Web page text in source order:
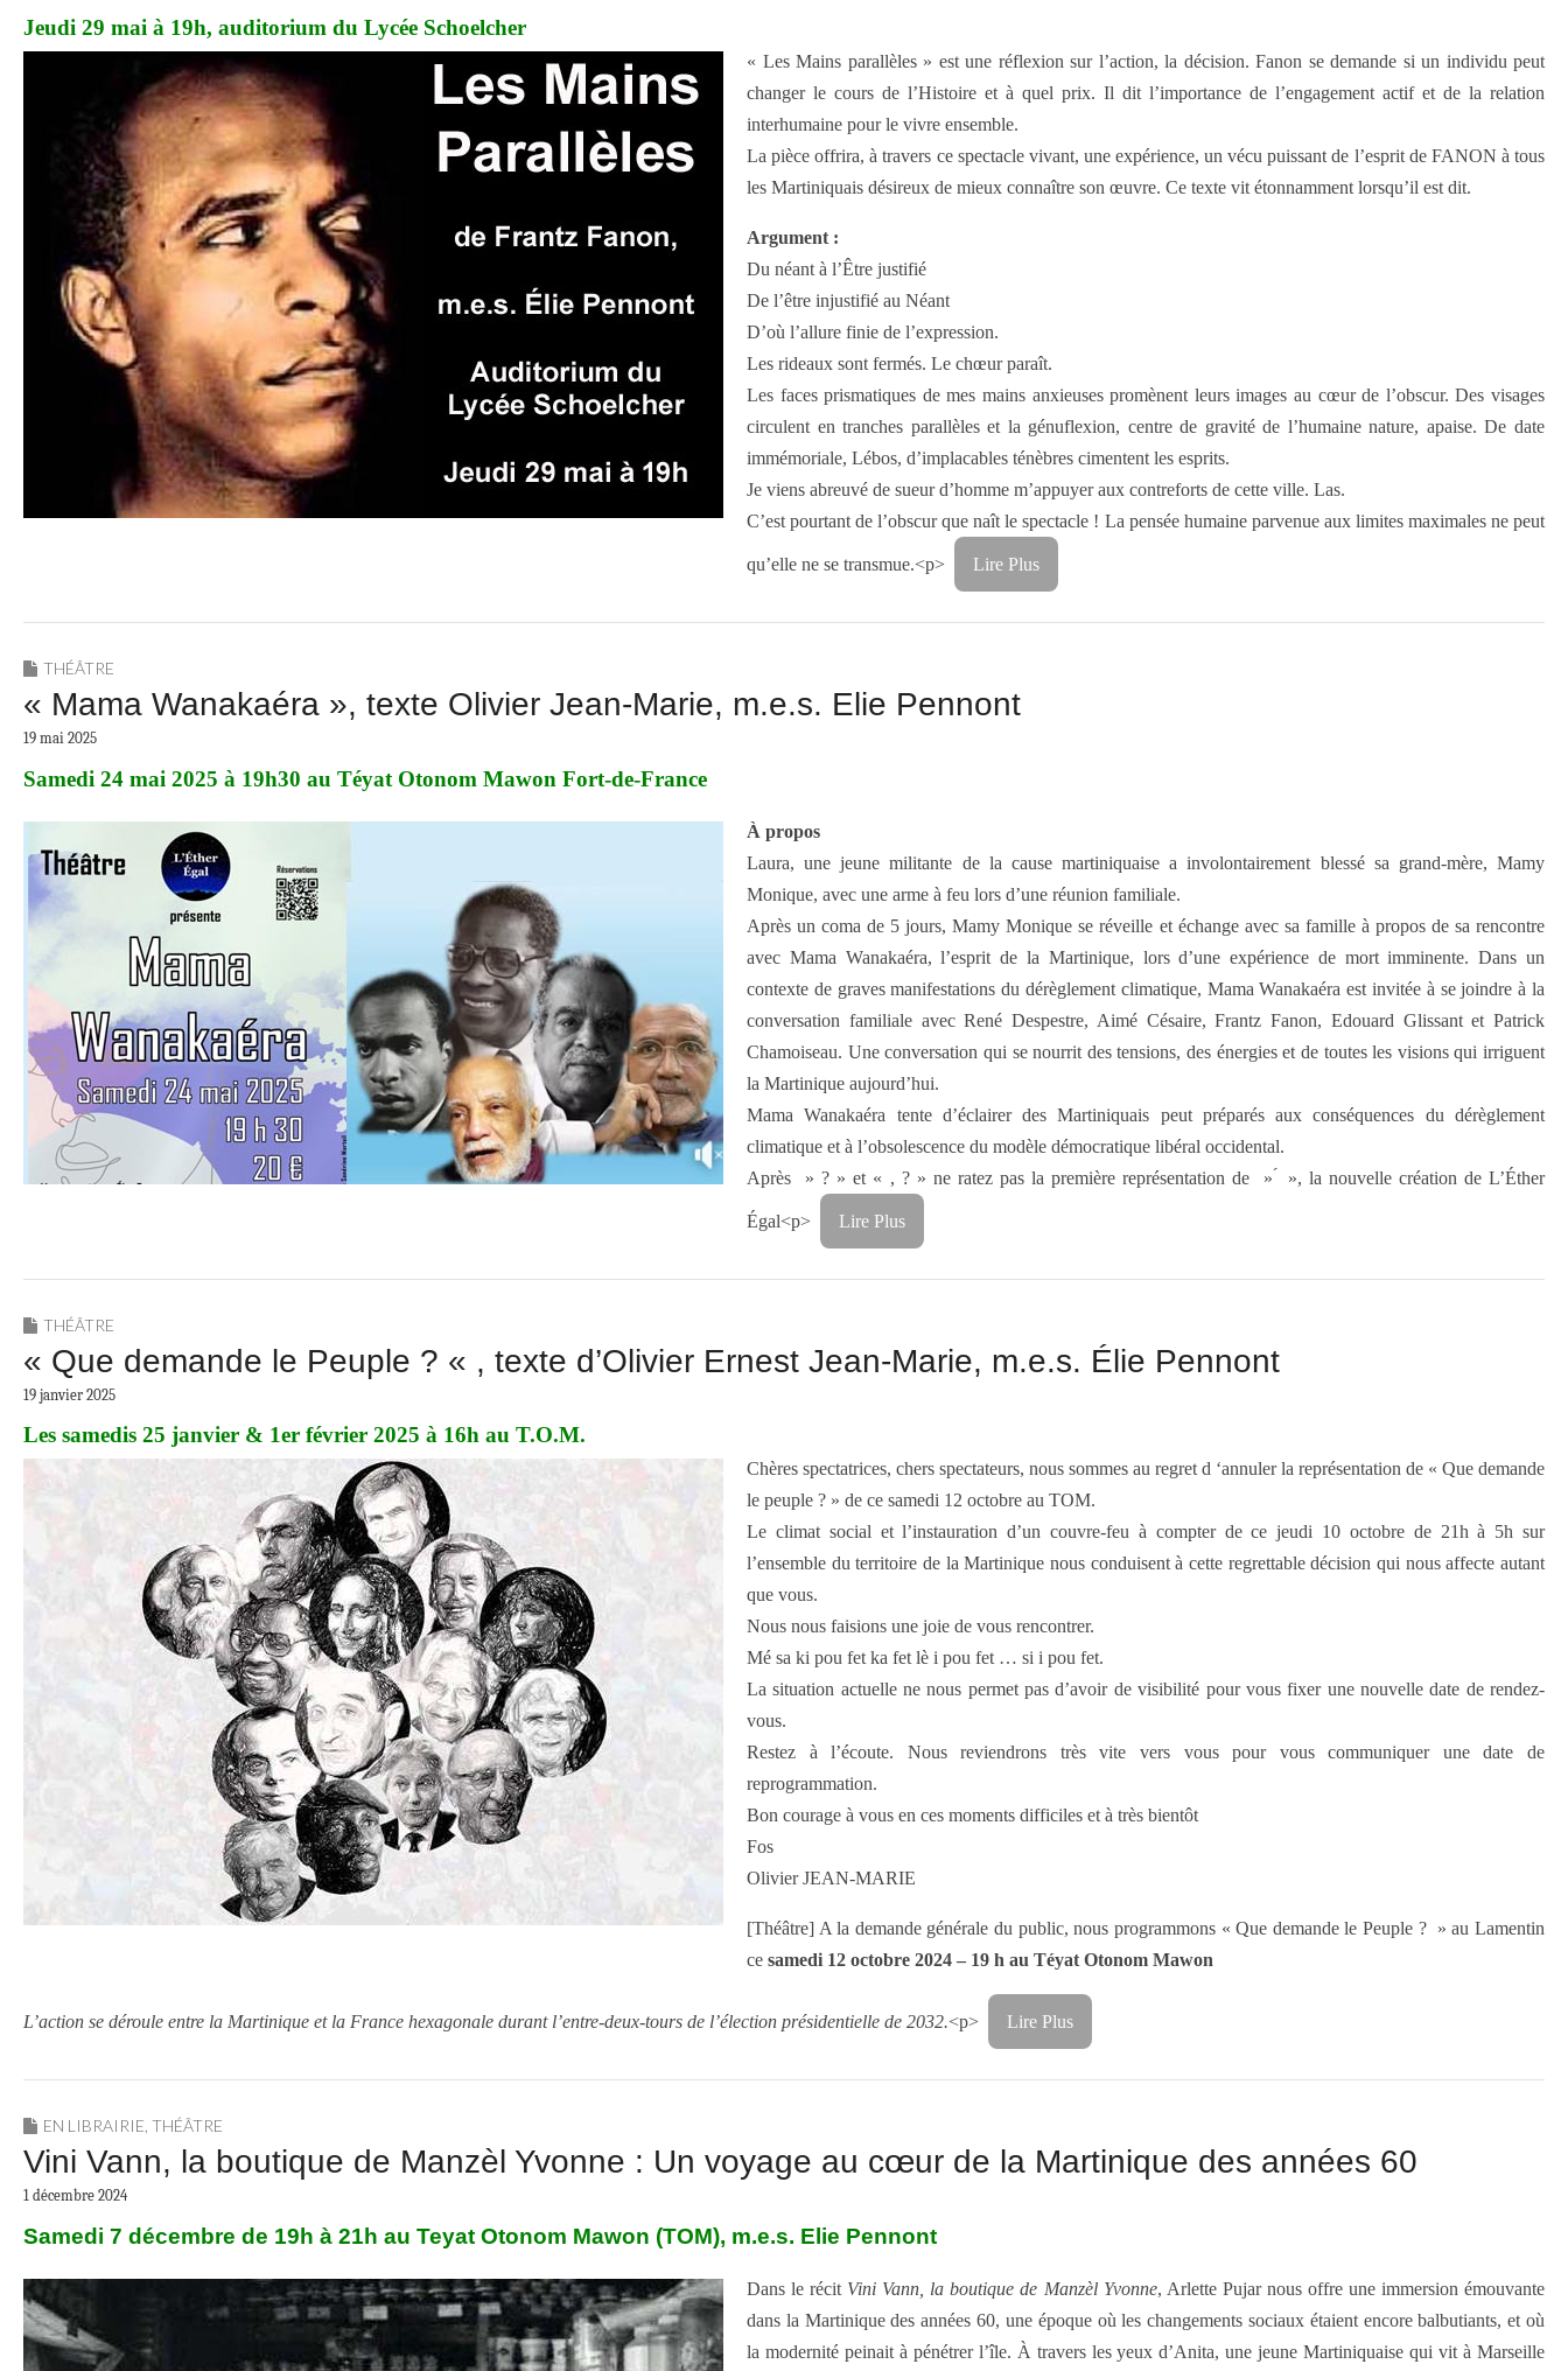
Jeudi 29 mai à 19h, auditorium du Lycée Schoelcher
« Les Mains parallèles » est une réflexion sur l’action, la décision. Fanon se demande si un individu peut
changer le cours de l’Histoire et à quel prix. Il dit l’importance de l’engagement actif et de la relation
interhumaine pour le vivre ensemble.
La pièce offrira, à travers ce spectacle vivant, une expérience, un vécu puissant de l’esprit de FANON à tous
les Martiniquais désireux de mieux connaître son œuvre. Ce texte vit étonnamment lorsqu’il est dit.
Argument :
Du néant à l’Être justifié
De l’être injustifié au Néant
D’où l’allure finie de l’expression.
Les rideaux sont fermés. Le chœur paraît.
Les faces prismatiques de mes mains anxieuses promènent leurs images au cœur de l’obscur. Des visages
circulent en tranches parallèles et la génuflexion, centre de gravité de l’humaine nature, apaise. De date
immémoriale, Lébos, d’implacables ténèbres cimentent les esprits.
Je viens abreuvé de sueur d’homme m’appuyer aux contreforts de cette ville. Las.
C’est pourtant de l’obscur que naît le spectacle ! La pensée humaine parvenue aux limites maximales ne peut
qu’elle ne se transmue.<p> Lire Plus
THÉÂTRE
« Mama Wanakaéra », texte Olivier Jean-Marie, m.e.s. Elie Pennont
19 mai 2025
Samedi 24 mai 2025 à 19h30 au Téyat Otonom Mawon Fort-de-France
À propos
Laura, une jeune militante de la cause martiniquaise a involontairement blessé sa grand-mère, Mamy
Monique, avec une arme à feu lors d’une réunion familiale.
Après un coma de 5 jours, Mamy Monique se réveille et échange avec sa famille à propos de sa rencontre
avec Mama Wanakaéra, l’esprit de la Martinique, lors d’une expérience de mort imminente. Dans un
contexte de graves manifestations du dérèglement climatique, Mama Wanakaéra est invitée à se joindre à la
conversation familiale avec René Despestre, Aimé Césaire, Frantz Fanon, Edouard Glissant et Patrick
Chamoiseau. Une conversation qui se nourrit des tensions, des énergies et de toutes les visions qui irriguent
la Martinique aujourd’hui.
Mama Wanakaéra tente d’éclairer des Martiniquais peut préparés aux conséquences du dérèglement
climatique et à l’obsolescence du modèle démocratique libéral occidental.
Après » ? » et « , ? » ne ratez pas la première représentation de » ́ », la nouvelle création de L’Éther
Égal<p> Lire Plus
THÉÂTRE
« Que demande le Peuple ? « , texte d’Olivier Ernest Jean-Marie, m.e.s. Élie Pennont
19 janvier 2025
Les samedis 25 janvier & 1er février 2025 à 16h au T.O.M.
Chères spectatrices, chers spectateurs, nous sommes au regret d ‘annuler la représentation de « Que demande
le peuple ? » de ce samedi 12 octobre au TOM.
Le climat social et l’instauration d’un couvre-feu à compter de ce jeudi 10 octobre de 21h à 5h sur
l’ensemble du territoire de la Martinique nous conduisent à cette regrettable décision qui nous affecte autant
que vous.
Nous nous faisions une joie de vous rencontrer.
Mé sa ki pou fet ka fet lè i pou fet … si i pou fet.
La situation actuelle ne nous permet pas d’avoir de visibilité pour vous fixer une nouvelle date de rendez-
vous.
Restez à l’écoute. Nous reviendrons très vite vers vous pour vous communiquer une date de
reprogrammation.
Bon courage à vous en ces moments difficiles et à très bientôt
Fos
Olivier JEAN-MARIE
[Théâtre] A la demande générale du public, nous programmons « Que demande le Peuple ? » au Lamentin
ce samedi 12 octobre 2024 – 19 h au Téyat Otonom Mawon
L’action se déroule entre la Martinique et la France hexagonale durant l’entre-deux-tours de l’élection présidentielle de 2032.<p> Lire Plus
EN LIBRAIRIE THÉÂTRE
Vini Vann, la boutique de Manzèl Yvonne : Un voyage au cœur de la Martinique des années 60
1 décembre 2024
Samedi 7 décembre de 19h à 21h au Teyat Otonom Mawon (TOM), m.e.s. Elie Pennont
Dans le récit Vini Vann, la boutique de Manzèl Yvonne, Arlette Pujar nous offre une immersion émouvante
dans la Martinique des années 60, une époque où les changements sociaux étaient encore balbutiants, et où
la modernité peinait à pénétrer l’île. À travers les yeux d’Anita, une jeune Martiniquaise qui vit à Marseille